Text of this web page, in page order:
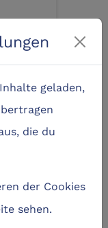
geladen,
die du
der Cookies
sehen.
und